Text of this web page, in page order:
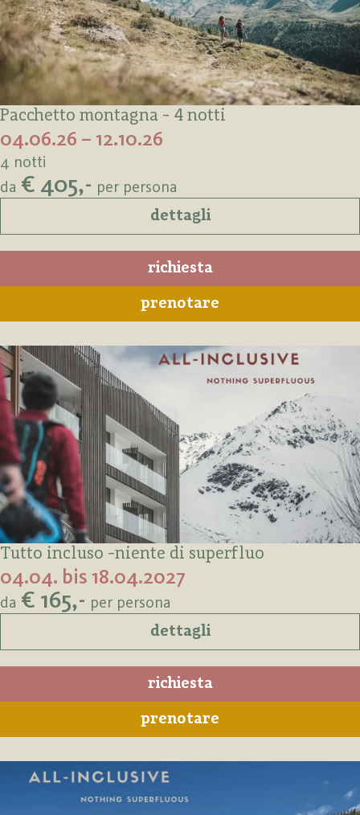
Pacchetto montagna - 4 notti
04.06.26 – 12.10.26
4 notti
da € 405,- per persona
dettagli
richiesta
prenotare
Tutto incluso -niente di superfluo
04.04. bis 18.04.2027
da € 165,- per persona
dettagli
richiesta
prenotare